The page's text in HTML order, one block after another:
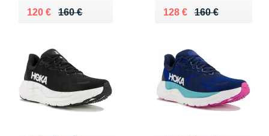
160 €
Au lieu de 160 €
120 €
Vendu 120 € 160 €
Au lieu de 160 €
128 €
Vendu 128 €